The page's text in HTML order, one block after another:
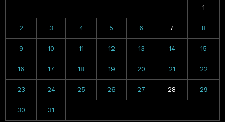
1
2 3 4 5 6 7 8
9 10 11 12 13 14 15
16 17 18 19 20 21 22
23 24 25 26 27 28 29
30 31